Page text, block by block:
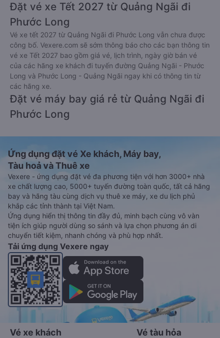
Đặt vé xe Tết 2027 từ Quảng Ngãi đi
Phước Long
Vé xe tết 2027 từ Quảng Ngãi đi Phước Long vẫn chưa được
công bố. Vexere.com sẽ sớm thông báo cho các bạn thông tin
vé xe Tết 2027 bao gồm giá vé, lịch trình, ngày giờ bán vé
của các hãng xe khách đi tuyến đường Quảng Ngãi - Phước
Long và Phước Long - Quảng Ngãi ngay khi có thông tin từ
các hãng xe.
Đặt vé máy bay giá rẻ từ Quảng Ngãi đi
Phước Long
Ứng dụng đặt vé Xe khách, Máy bay,
Tàu hoả và Thuê xe
Vexere - ứng dụng đặt vé đa phương tiện với hơn 3000+ nhà
xe chất lượng cao, 5000+ tuyến đường toàn quốc, tất cả hãng
bay và hãng tàu cùng dịch vụ thuê xe máy, xe du lịch phủ
khắp các tỉnh thành tại Việt Nam.
Ứng dụng hiển thị thông tin đầy đủ, minh bạch cùng vô vàn
tiện ích giúp người dùng so sánh và lựa chọn phương án di
chuyển tiết kiệm, nhanh chóng và phù hợp nhất.
Tải ứng dụng Vexere ngay
Vé xe khách Vé tàu hỏa